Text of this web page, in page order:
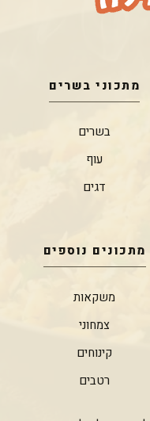
מתכוני בשרים
בשרים
עוף
דגים
מתכונים נוספים
משקאות
צמחוני
קינוחים
רטבים